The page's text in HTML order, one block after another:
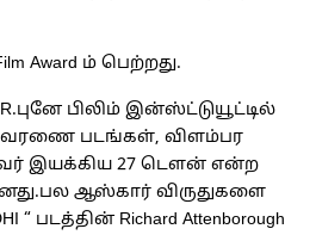
Award ம் பெற்றது.
பிலிம் இன்ஸ்ட்டுயூட்டில்
படங்கள், விளம்பர
இயக்கிய 27 டௌன் என்ற
ஆஸ்கார் விருதுகளை
படத்தின் Richard Attenborough